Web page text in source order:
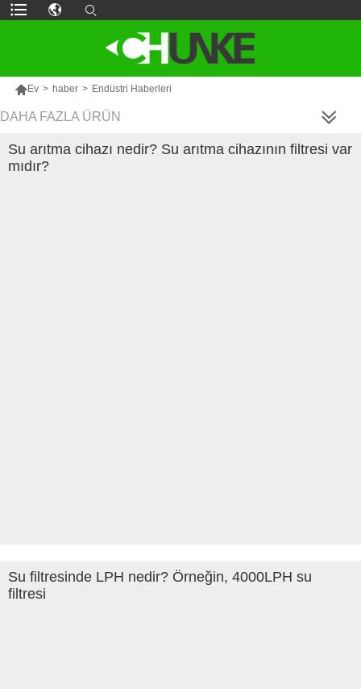
Ev > haber > Endüstri Haberleri
DAHA FAZLA ÜRÜN
Su arıtma cihazı nedir? Su arıtma cihazının filtresi var
mıdır?
Su filtresinde LPH nedir? Örneğin, 4000LPH su
filtresi